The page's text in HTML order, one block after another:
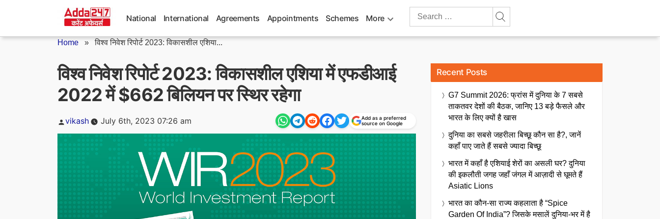
National International Agreements Appointments Schemes More
Search
Home »विश्व निवेश रिपोर्ट 2023: विकासशील एशिया...
विश्व निवेश रिपोर्ट 2023: विकासशील एशिया में एफडीआई
2022 में $662 बिलियन पर स्थिर रहेगा
Posted
vikash July 6th, 2023 07:26 am
Add as a preferred
source on Google
Recent Posts
G7 Summit 2026: फ्रांस में दुनिया के 7 सबसे
ताकतवर देशों की बैठक, जानिए 13 बड़े फैसले और
भारत के लिए क्यों है खास
दुनिया का सबसे जहरीला बिच्छू कौन सा है?, जानें
कहाँ पाए जाते हैं सबसे ज्यादा बिच्छू
भारत में कहाँ है एशियाई शेरों का असली घर? दुनिया
की इकलौती जगह जहाँ जंगल में आज़ादी से घूमते हैं
Asiatic Lions
भारत का कौन-सा राज्य कहलाता है “Spice
Garden Of India”? जिसके मसालें दुनिया-भर में है